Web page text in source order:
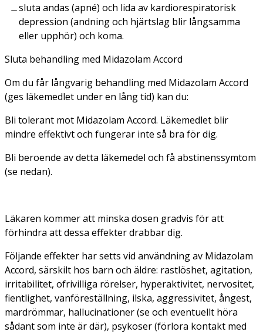
sluta andas (apné) och lida av kardiorespiratorisk
depression (andning och hjärtslag blir långsamma
eller upphör) och koma.
Sluta behandling med Midazolam Accord
Om du får långvarig behandling med Midazolam Accord
(ges läkemedlet under en lång tid) kan du:
Bli tolerant mot Midazolam Accord. Läkemedlet blir
mindre effektivt och fungerar inte så bra för dig.
Bli beroende av detta läkemedel och få abstinenssymtom
(se nedan).
Läkaren kommer att minska dosen gradvis för att
förhindra att dessa effekter drabbar dig.
Följande effekter har setts vid användning av Midazolam
Accord, särskilt hos barn och äldre: rastlöshet, agitation,
irritabilitet, ofrivilliga rörelser, hyperaktivitet, nervositet,
fientlighet, vanföreställning, ilska, aggressivitet, ångest,
mardrömmar, hallucinationer (se och eventuellt höra
sådant som inte är där), psykoser (förlora kontakt med